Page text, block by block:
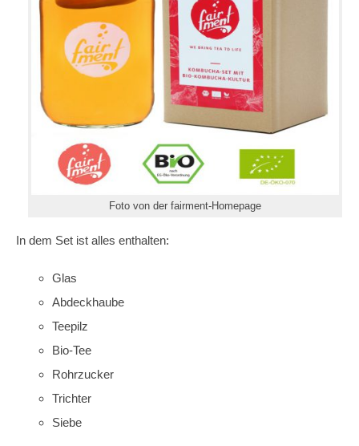
Foto von der fairment-Homepage
In dem Set ist alles enthalten:
Glas
Abdeckhaube
Teepilz
Bio-Tee
Rohrzucker
Trichter
Siebe